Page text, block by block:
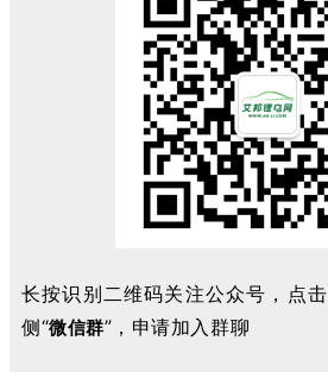
长按识别二维码关注公众号，点
侧“微信群”，申请加入群聊